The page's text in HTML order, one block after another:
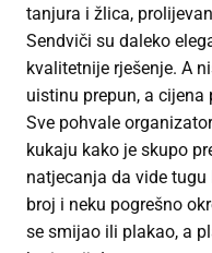
tanjura i žlica,
Sendviči su daleko
kvalitetnije rješenje. A
uistinu prepun, a cijena
Sve pohvale
kukaju kako je skupo
natjecanja da vide
broj i neku pogrešno
se smijao ili plakao, a